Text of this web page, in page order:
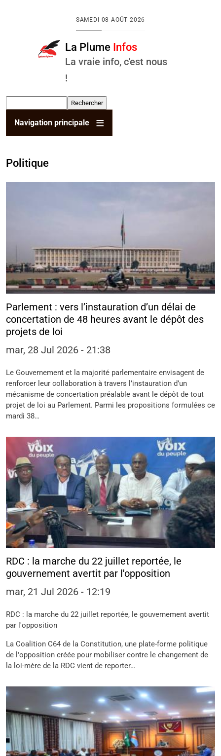
SAMEDI 08 AOÛT 2026
La Plume Infos
La vraie info, c'est nous
!
Navigation principale
Politique
Parlement : vers l’instauration d’un délai de
concertation de 48 heures avant le dépôt des
projets de loi
mar, 28 Jul 2026 - 21:38
Le Gouvernement et la majorité parlementaire envisagent de
renforcer leur collaboration à travers l’instauration d’un
mécanisme de concertation préalable avant le dépôt de tout
projet de loi au Parlement. Parmi les propositions formulées ce
mardi 38…
RDC : la marche du 22 juillet reportée, le
gouvernement avertit par l'opposition
mar, 21 Jul 2026 - 12:19
RDC : la marche du 22 juillet reportée, le gouvernement avertit
par l'opposition
La Coalition C64 de la Constitution, une plate-forme politique
de l'opposition créée pour mobiliser contre le changement de
la loi-mère de la RDC vient de reporter…